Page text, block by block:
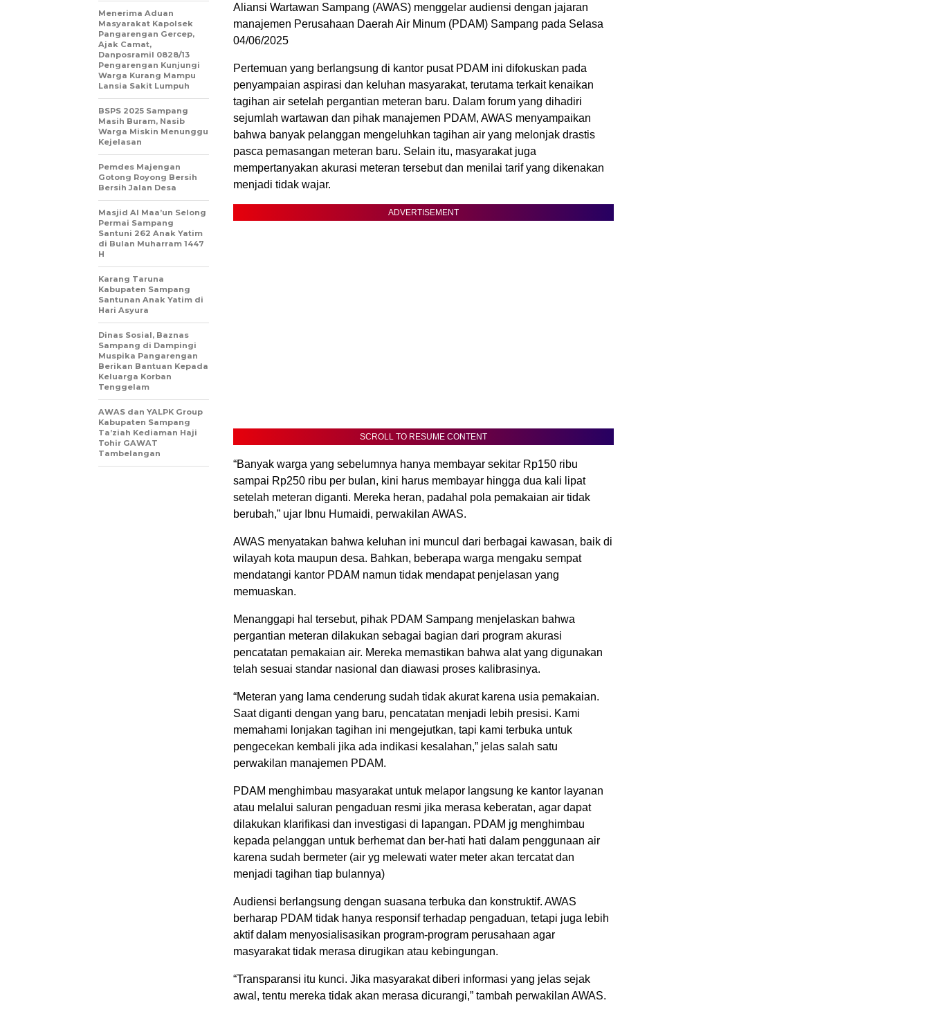
Aliansi Wartawan Sampang (AWAS) menggelar audiensi dengan jajaran
manajemen Perusahaan Daerah Air Minum (PDAM) Sampang pada Selasa
04/06/2025
Pertemuan yang berlangsung di kantor pusat PDAM ini difokuskan pada
penyampaian aspirasi dan keluhan masyarakat, terutama terkait kenaikan
tagihan air setelah pergantian meteran baru. Dalam forum yang dihadiri
sejumlah wartawan dan pihak manajemen PDAM, AWAS menyampaikan
bahwa banyak pelanggan mengeluhkan tagihan air yang melonjak drastis
pasca pemasangan meteran baru. Selain itu, masyarakat juga
mempertanyakan akurasi meteran tersebut dan menilai tarif yang dikenakan
menjadi tidak wajar.
ADVERTISEMENT
SCROLL TO RESUME CONTENT
“Banyak warga yang sebelumnya hanya membayar sekitar Rp150 ribu
sampai Rp250 ribu per bulan, kini harus membayar hingga dua kali lipat
setelah meteran diganti. Mereka heran, padahal pola pemakaian air tidak
berubah,” ujar Ibnu Humaidi, perwakilan AWAS.
AWAS menyatakan bahwa keluhan ini muncul dari berbagai kawasan, baik di
wilayah kota maupun desa. Bahkan, beberapa warga mengaku sempat
mendatangi kantor PDAM namun tidak mendapat penjelasan yang
memuaskan.
Menanggapi hal tersebut, pihak PDAM Sampang menjelaskan bahwa
pergantian meteran dilakukan sebagai bagian dari program akurasi
pencatatan pemakaian air. Mereka memastikan bahwa alat yang digunakan
telah sesuai standar nasional dan diawasi proses kalibrasinya.
“Meteran yang lama cenderung sudah tidak akurat karena usia pemakaian.
Saat diganti dengan yang baru, pencatatan menjadi lebih presisi. Kami
memahami lonjakan tagihan ini mengejutkan, tapi kami terbuka untuk
pengecekan kembali jika ada indikasi kesalahan,” jelas salah satu
perwakilan manajemen PDAM.
PDAM menghimbau masyarakat untuk melapor langsung ke kantor layanan
atau melalui saluran pengaduan resmi jika merasa keberatan, agar dapat
dilakukan klarifikasi dan investigasi di lapangan. PDAM jg menghimbau
kepada pelanggan untuk berhemat dan ber-hati hati dalam penggunaan air
karena sudah bermeter (air yg melewati water meter akan tercatat dan
menjadi tagihan tiap bulannya)
Audiensi berlangsung dengan suasana terbuka dan konstruktif. AWAS
berharap PDAM tidak hanya responsif terhadap pengaduan, tetapi juga lebih
aktif dalam menyosialisasikan program-program perusahaan agar
masyarakat tidak merasa dirugikan atau kebingungan.
“Transparansi itu kunci. Jika masyarakat diberi informasi yang jelas sejak
awal, tentu mereka tidak akan merasa dicurangi,” tambah perwakilan AWAS.
Menerima Aduan
Masyarakat Kapolsek
Pangarengan Gercep,
Ajak Camat,
Danposramil 0828/13
Pengarengan Kunjungi
Warga Kurang Mampu
Lansia Sakit Lumpuh
BSPS 2025 Sampang
Masih Buram, Nasib
Warga Miskin Menunggu
Kejelasan
Pemdes Majengan
Gotong Royong Bersih
Bersih Jalan Desa
Masjid Al Maa’un Selong
Permai Sampang
Santuni 262 Anak Yatim
di Bulan Muharram 1447
H
Karang Taruna
Kabupaten Sampang
Santunan Anak Yatim di
Hari Asyura
Dinas Sosial, Baznas
Sampang di Dampingi
Muspika Pangarengan
Berikan Bantuan Kepada
Keluarga Korban
Tenggelam
AWAS dan YALPK Group
Kabupaten Sampang
Ta’ziah Kediaman Haji
Tohir GAWAT
Tambelangan